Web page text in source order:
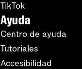
TikTok
Ayuda
Centro de ayuda
Tutoriales
Accesibilidad